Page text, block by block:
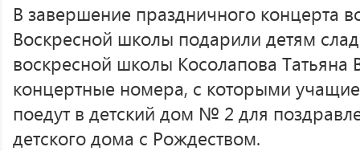
В завершение праздничного концерта
Воскресной школы подарили детям
воскресной школы Косолапова Татьяна
концертные номера, с которыми
поедут в детский дом № 2 для
детского дома с Рождеством.